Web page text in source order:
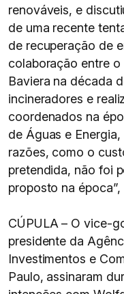
renováveis, e
de uma recente
de recuperação de
colaboração entre
Baviera na década
incineradores e
coordenados na
de Águas e
razões, como o
pretendida, não foi
proposto na
CÚPULA – O vice-
presidente da
Investimentos e
Paulo, assinaram